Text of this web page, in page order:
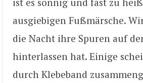
ausgiebigen Fußmärsche.
die Nacht ihre Spuren auf
hinterlassen hat. Einige
durch Klebeband